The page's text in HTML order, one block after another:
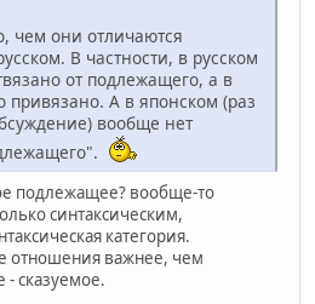
чем они отличаются
В частности, в русском
от подлежащего, а в
А в японском (раз
вообще нет
подлежащее? вообще-то
синтаксическим,
категория.
отношения важнее, чем
сказуемое.